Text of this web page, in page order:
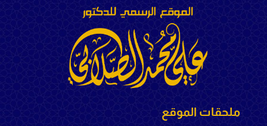
ملحقات الموقع